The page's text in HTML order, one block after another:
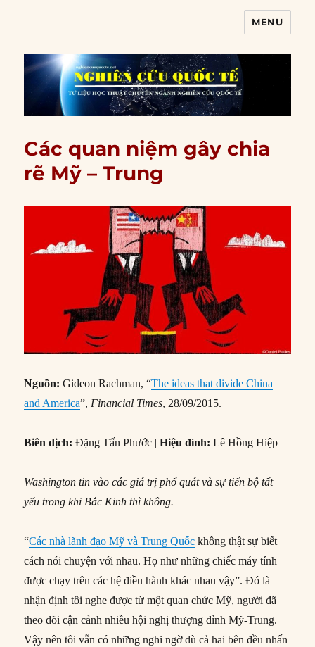
MENU
Các quan niệm gây chia
rẽ Mỹ – Trung
Nguồn: Gideon Rachman, “The ideas that divide China
and America”, Financial Times, 28/09/2015.
Biên dịch: Đặng Tấn Phước |Hiệu đính: Lê Hồng Hiệp
Washington tin vào các giá trị phổ quát và sự tiến bộ tất
yếu trong khi Bắc Kinh thì không.
“Các nhà lãnh đạo Mỹ và Trung Quốc không thật sự biết
cách nói chuyện với nhau. Họ như những chiếc máy tính
được chạy trên các hệ điều hành khác nhau vậy”. Đó là
nhận định tôi nghe được từ một quan chức Mỹ, người đã
theo dõi cận cảnh nhiều hội nghị thượng đỉnh Mỹ-Trung.
Vậy nên tôi vẫn có những nghi ngờ dù cả hai bên đều nhấn